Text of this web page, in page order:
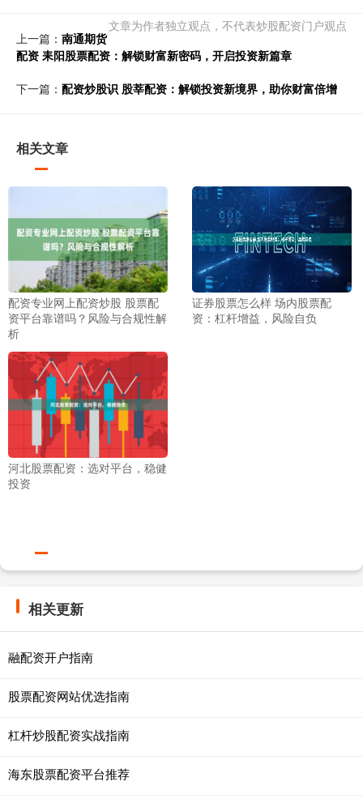
文章为作者独立观点，不代表炒股配资门户观点
上一篇： 南通期货
配资 耒阳股票配资：解锁财富新密码，开启投资新篇章
下一篇： 配资炒股识 股莘配资：解锁投资新境界，助你财富倍增
相关文章
配资专业网上配资炒股 股票配
资平台靠谱吗？风险与合规性解
析
证券股票怎么样 场内股票配
资：杠杆增益，风险自负
河北股票配资：选对平台，稳健
投资
相关更新
融配资开户指南
股票配资网站优选指南
杠杆炒股配资实战指南
海东股票配资平台推荐